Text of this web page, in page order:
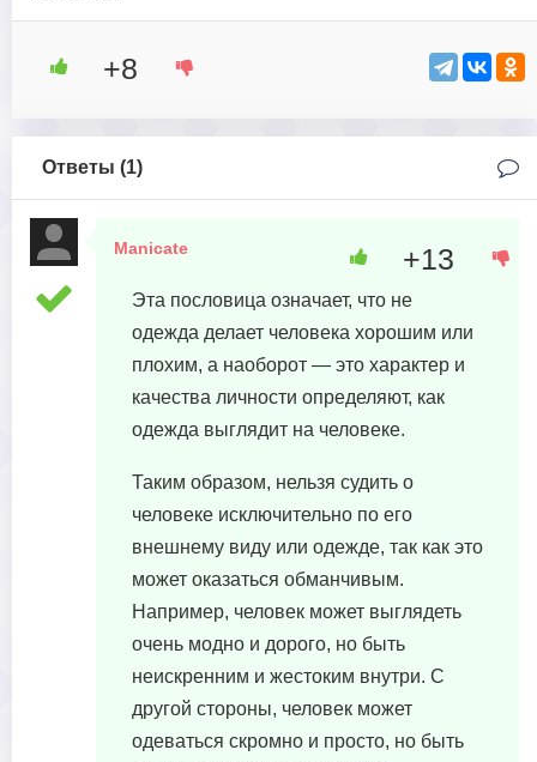
+8
Ответы (1)
Manicate
Эта пословица означает, что не
одежда делает человека хорошим или
плохим, а наоборот — это характер и
качества личности определяют, как
одежда выглядит на человеке.
Таким образом, нельзя судить о
человеке исключительно по его
внешнему виду или одежде, так как это
может оказаться обманчивым.
Например, человек может выглядеть
очень модно и дорого, но быть
неискренним и жестоким внутри. С
другой стороны, человек может
одеваться скромно и просто, но быть
+13